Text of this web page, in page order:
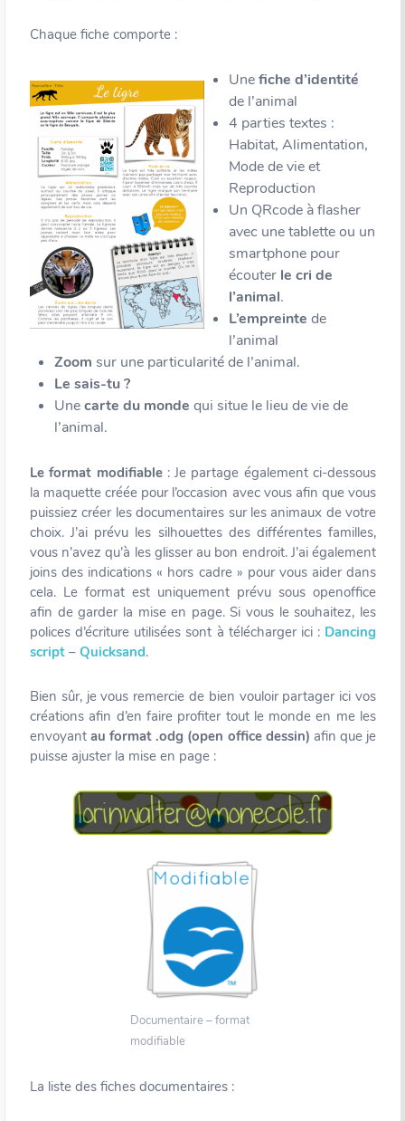
Chaque fiche comporte :
Unefiche d’identité
de l’animal
4 parties textes :
Habitat, Alimentation,
Mode de vie et
Reproduction
Un QRcode à flasher
avec une tablette ou un
smartphone pour
écouter le cri de
l’animal.
L’empreinte de
l’animal
Zoom sur une particularité de l’animal.
Le sais-tu ?
Unecarte du monde qui situe le lieu de vie de
l’animal.
Le format modifiable: Je partage également ci-dessous
la maquette créée pour l’occasion avec vous afin que vous
puissiez créer les documentaires sur les animaux de votre
choix. J’ai prévu les silhouettes des différentes familles,
vous n’avez qu’à les glisser au bon endroit. J’ai également
joins des indications « hors cadre » pour vous aider dans
cela. Le format est uniquement prévu sous openoffice
afin de garder la mise en page. Si vous le souhaitez, les
polices d’écriture utilisées sont à télécharger ici : Dancing
script – Quicksand.
Bien sûr, je vous remercie de bien vouloir partager ici vos
créations afin d’en faire profiter tout le monde en me les
envoyantau format .odg (open office dessin) afin que je
puisse ajuster la mise en page :
Documentaire – format
modifiable
La liste des fiches documentaires :